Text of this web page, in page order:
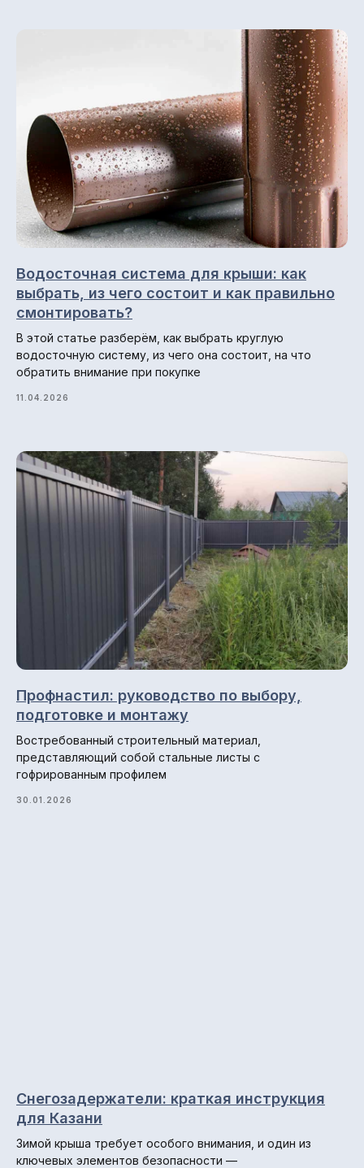
Водосточная система для крыши: как
выбрать, из чего состоит и как правильно
смонтировать?
В этой статье разберём, как выбрать круглую
водосточную систему, из чего она состоит, на что
обратить внимание при покупке
11.04.2026
Профнастил: руководство по выбору,
подготовке и монтажу
Востребованный строительный материал,
представляющий собой стальные листы с
гофрированным профилем
30.01.2026
Снегозадержатели: краткая инструкция
для Казани
Зимой крыша требует особого внимания, и один из
ключевых элементов безопасности —
Навигация по сайту
Главная
О компании
Гарантии и возврат
Блог
Металлочерепица
Фальцевая кровля
Металлосайдинг
Металлический штакетник
Профили для вентфасадов
Водосточные системы
© 2013-2026 ПК СтройМир
Разработка сайта: ••• БИТ